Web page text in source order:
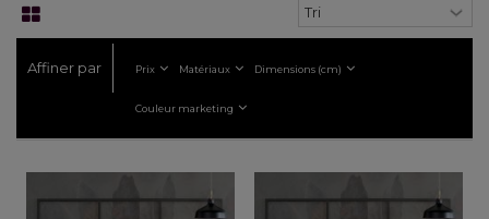
Affiner par Prix Matériaux Dimensions (cm)
Couleur marketing